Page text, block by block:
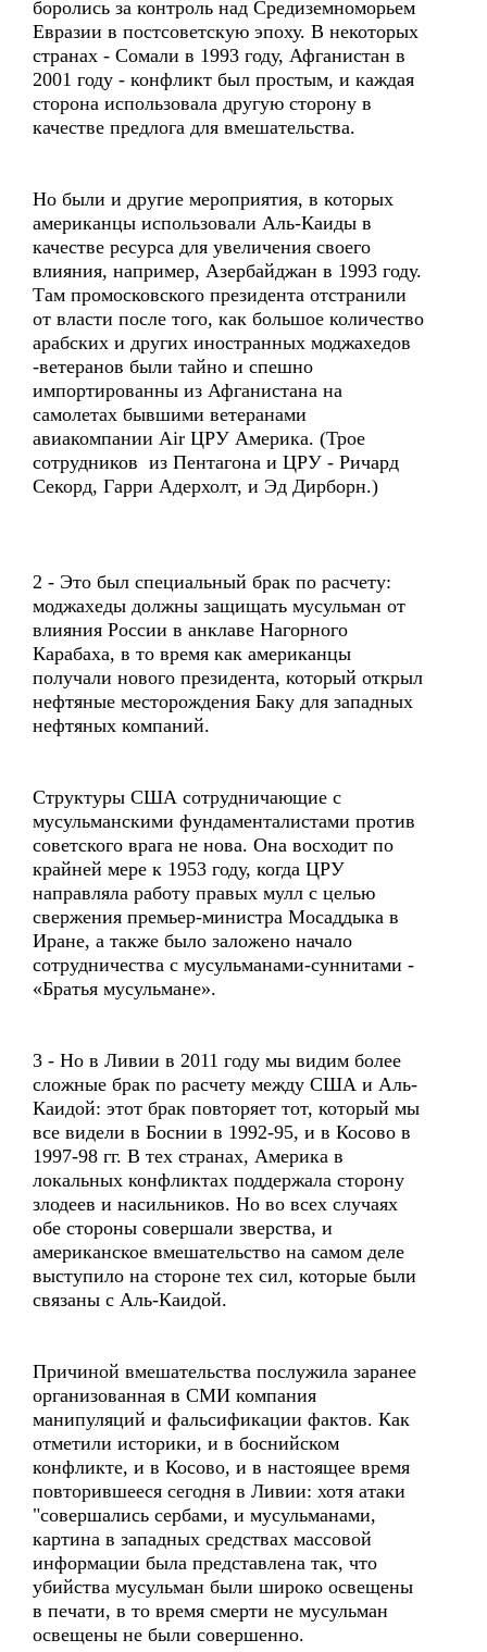
боролись за контроль над Средиземноморьем
Евразии в постсоветскую эпоху. В некоторых
странах - Сомали в 1993 году, Афганистан в
2001 году - конфликт был простым, и каждая
сторона использовала другую сторону в
качестве предлога для вмешательства.
Но были и другие мероприятия, в которых
американцы использовали Аль-Каиды в
качестве ресурса для увеличения своего
влияния, например, Азербайджан в 1993 году.
Там промосковского президента отстранили
от власти после того, как большое количество
арабских и других иностранных моджахедов
-ветеранов были тайно и спешно
импортированны из Афганистана на
самолетах бывшими ветеранами
авиакомпании Air ЦРУ Америка. (Трое
сотрудников из Пентагона и ЦРУ - Ричард
Секорд, Гарри Адерхолт, и Эд Дирборн.)
2 - Это был специальный брак по расчету:
моджахеды должны защищать мусульман от
влияния России в анклаве Нагорного
Карабаха, в то время как американцы
получали нового президента, который открыл
нефтяные месторождения Баку для западных
нефтяных компаний.
Структуры США сотрудничающие с
мусульманскими фундаменталистами против
советского врага не нова. Она восходит по
крайней мере к 1953 году, когда ЦРУ
направляла работу правых мулл с целью
свержения премьер-министра Мосаддыка в
Иране, а также было заложено начало
сотрудничества с мусульманами-суннитами -
«Братья мусульмане».
3 - Но в Ливии в 2011 году мы видим более
сложные брак по расчету между США и Аль-
Каидой: этот брак повторяет тот, который мы
все видели в Боснии в 1992-95, и в Косово в
1997-98 гг. В тех странах, Америка в
локальных конфликтах поддержала сторону
злодеев и насильников. Но во всех случаях
обе стороны совершали зверства, и
американское вмешательство на самом деле
выступило на стороне тех сил, которые были
связаны с Аль-Каидой.
Причиной вмешательства послужила заранее
организованная в СМИ компания
манипуляций и фальсификации фактов. Как
отметили историки, и в боснийском
конфликте, и в Косово, и в настоящее время
повторившееся сегодня в Ливии: хотя атаки
"совершались сербами, и мусульманами,
картина в западных средствах массовой
информации была представлена так, что
убийства мусульман были широко освещены
в печати, в то время смерти не мусульман
освещены не были совершенно.